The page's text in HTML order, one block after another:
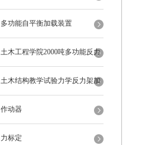
多功能自平衡加载装置
土木工程学院2000吨多功能反力
架
土木结构教学试验力学反力架加
载装置
作动器
力标定